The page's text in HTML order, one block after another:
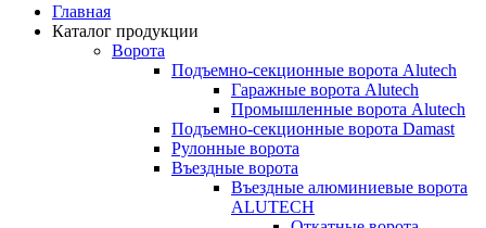
Главная
Каталог продукции
Ворота
Подъемно-секционные ворота Alutech
Гаражные ворота Alutech
Промышленные ворота Alutech
Подъемно-секционные ворота Damast
Рулонные ворота
Въездные ворота
Въездные алюминиевые ворота
ALUTECH